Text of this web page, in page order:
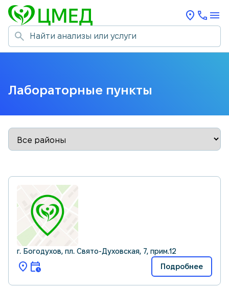
Лабораторные пункты
г. Богодухов, пл. Свято-Духовская, 7, прим.12
Подробнее